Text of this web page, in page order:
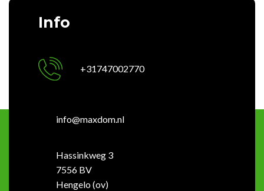
Info
+31747002770
info@maxdom.nl
Hassinkweg 3
7556 BV
Hengelo (ov)